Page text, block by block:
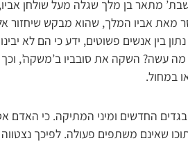
מתאר בן מלך שגלה מעל שולחן אביו,
מאת אביו המלך, שהוא מבקש שיחזור
בין אנשים פשוטים, ידע כי הם לא
עשה? השקה את סובביו ב’משקה’, וכך
במחול.
החדשים ומיני המתיקה. כי האדם
שאינם משתפים פעולה. לפיכך